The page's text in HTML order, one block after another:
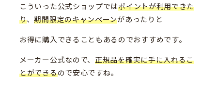
こういった公式ショップではポイントが利用できた
り、期間限定のキャンペーンがあったりと
お得に購入できることもあるのでおすすめです。
メーカー公式なので、 正規品を確実に手に入れるこ
とができるので安心ですね。